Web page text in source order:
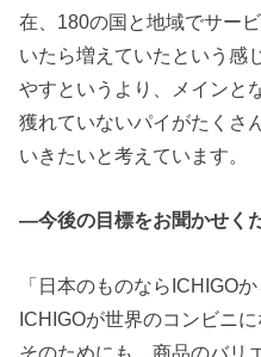
在、180の国と地域でサー
いたら増えていたという感
やすというより、メインと
獲れていないパイがたくさ
いきたいと考えています。
―今後の目標をお聞かせく
「日本のものならICHIGO
ICHIGOが世界のコンビニ
そのためにも、商品のバリ